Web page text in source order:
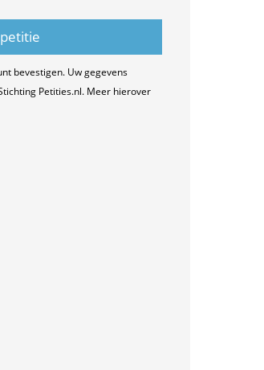
bevestigen. Uw gegevens
Petities.nl. Meer hierover